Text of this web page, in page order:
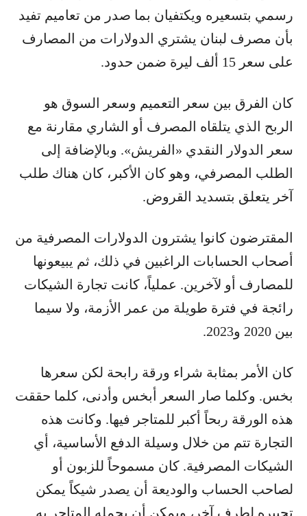
رسمي بتسعيره ويكتفيان بما صدر من تعاميم تفيد
بأن مصرف لبنان يشتري الدولارات من المصارف
على سعر 15 ألف ليرة ضمن حدود.
كان الفرق بين سعر التعميم وسعر السوق هو
الربح الذي يتلقاه المصرف أو الشاري مقارنة مع
سعر الدولار النقدي «الفريش». وبالإضافة إلى
الطلب المصرفي، وهو كان الأكبر، كان هناك طلب
آخر يتعلق بتسديد القروض.
المقترضون كانوا يشترون الدولارات المصرفية من
أصحاب الحسابات الراغبين في ذلك، ثم يبيعونها
للمصارف أو لآخرين. عملياً، كانت تجارة الشيكات
رائجة في فترة طويلة من عمر الأزمة، ولا سيما
بين 2020 و2023.
كان الأمر بمثابة شراء ورقة رابحة لكن سعرها
بخس. وكلما صار السعر أبخس وأدنى، كلما حققت
هذه الورقة ربحاً أكبر للمتاجر فيها. وكانت هذه
التجارة تتم من خلال وسيلة الدفع الأساسية، أي
الشيكات المصرفية. كان مسموحاً للزبون أو
لصاحب الحساب والوديعة أن يصدر شيكاً يمكن
تجييره لطرف آخر، ويمكن أن يحمله المتاجر به